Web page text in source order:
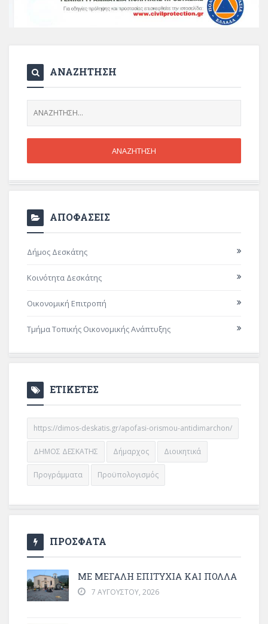
ΑΝΑΖΗΤΗΣΗ
ΑΠΟΦΑΣΕΙΣ
Δήμος Δεσκάτης
Κοινότητα Δεσκάτης
Οικονομική Επιτροπή
Τμήμα Τοπικής Οικονομικής Ανάπτυξης
ΕΤΙΚΕΤΕΣ
https://dimos-deskatis.gr/apofasi-orismou-antidimarchon/
ΔΗΜΟΣ ΔΕΣΚΑΤΗΣ Δήμαρχος Διοικητικά
Προγράμματα Προϋπολογισμός
ΠΡΟΣΦΑΤΑ
ΜΕ ΜΕΓΆΛΗ ΕΠΙΤΥΧΊΑ ΚΑΙ ΠΟΛΛΆ
7 ΑΥΓΟΎΣΤΟΥ, 2026